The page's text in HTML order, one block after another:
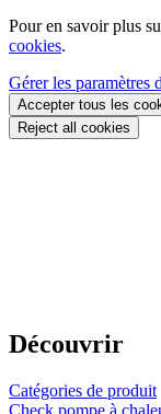
Pour en savoir plus
cookies.
Gérer les paramètres
Accepter tous les
Reject all cookies
Découvrir
Catégories de produit